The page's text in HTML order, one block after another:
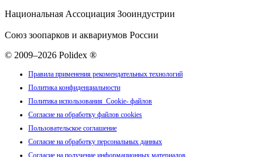
Национальная Ассоциация Зооиндустрии
Союз зоопарков и аквариумов России
© 2009–2026 Polidex ®
Правила применения рекомендательных технологий
Политика конфиденциальности
Политика использования Cookie- файлов
Согласие на обработку файлов cookies
Пользовательское соглашение
Согласие на обработку персональных данных